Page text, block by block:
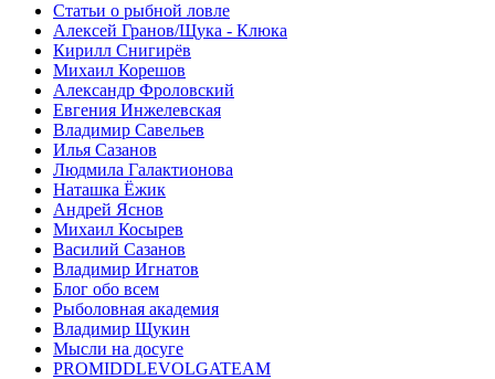
Статьи о рыбной ловле
Алексей Гранов/Щука - Клюка
Кирилл Снигирёв
Михаил Корешов
Александр Фроловский
Евгения Инжелевская
Владимир Савельев
Илья Сазанов
Людмила Галактионова
Наташка Ёжик
Андрей Яснов
Михаил Косырев
Василий Сазанов
Владимир Игнатов
Блог обо всем
Рыболовная академия
Владимир Щукин
Мысли на досуге
PROMIDDLEVOLGATEAM